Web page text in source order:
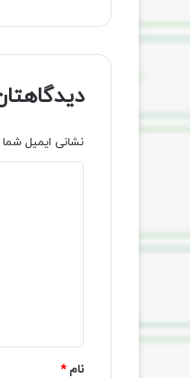
نشانی ایمیل
نام*